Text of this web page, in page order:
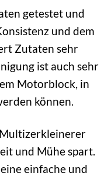
getestet und
und dem
Zutaten sehr
ist auch sehr
Motorblock, in
können.
und Mühe spart.
einfache und